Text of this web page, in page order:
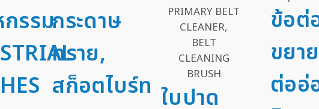
รรมกระดาษ
ทราย,
สก็อตไบร์ท ใบปาด
ข้อต่
ขยา
ต่ออ่